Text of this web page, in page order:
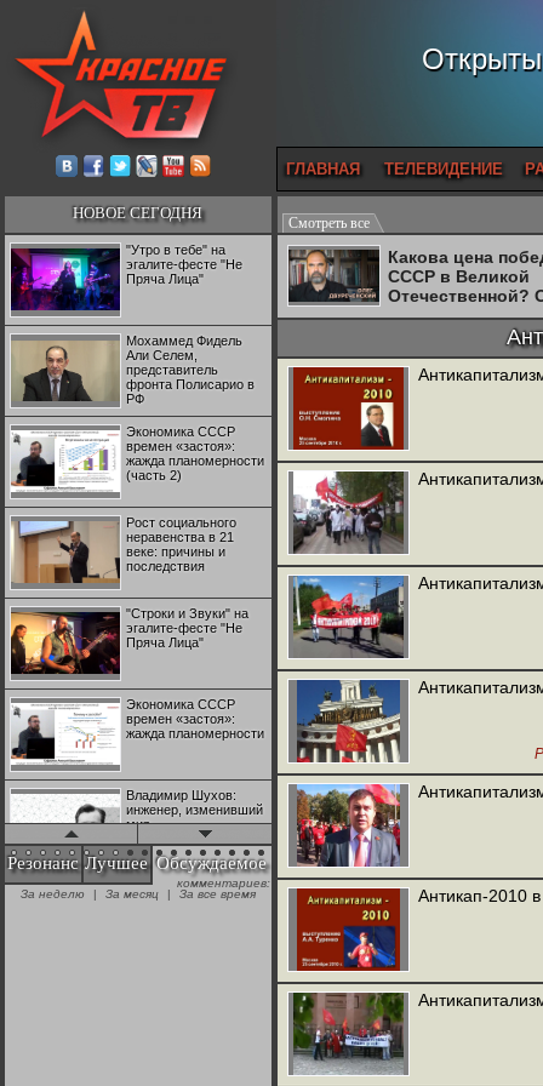
ГЛАВНАЯ ТЕЛЕВИДЕНИЕ
НОВОЕ СЕГОДНЯ
"Утро в тебе" на
эгалите-фесте "Не
Пряча Лица"
Мохаммед Фидель
Али Селем,
представитель
фронта Полисарио в
РФ
Экономика СССР
времен «застоя»:
жажда планомерности
(часть 2)
Рост социального
неравенства в 21
веке: причины и
последствия
"Строки и Звуки" на
эгалите-фесте "Не
Пряча Лица"
Экономика СССР
времен «застоя»:
жажда планомерности
Владимир Шухов:
инженер, изменивший
мир
"Аркадий Коц" на
эгалите-фесте "Не
Резонанс Лучшее Обсуждаемое
комментариев:
За неделю
| За месяц | За все время
Смотреть все
Какова цена
СССР в Великой
Отечественной?
Двуреченский о
Антикап-2010